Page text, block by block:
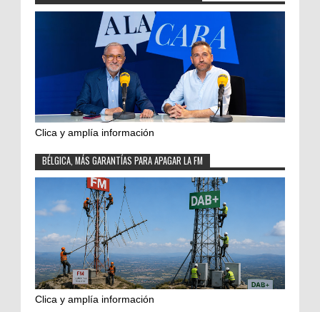
Clica y amplía información
BÉLGICA, MÁS GARANTÍAS PARA APAGAR LA FM
Clica y amplía información